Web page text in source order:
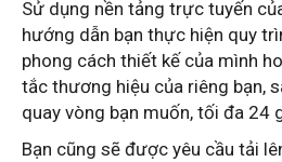
Sử dụng nền tảng trực tuyến
hướng dẫn bạn thực hiện quy
phong cách thiết kế của mình
tắc thương hiệu của riêng bạn,
quay vòng bạn muốn, tối đa 24
Bạn cũng sẽ được yêu cầu tải